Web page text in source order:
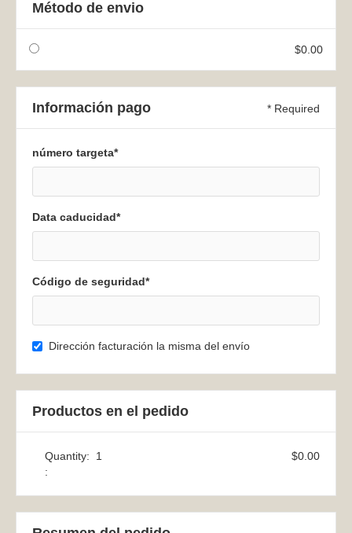
Método de envio
$0.00
Información pago * Required
número targeta*
Data caducidad*
Código de seguridad*
Dirección facturación la misma del envío
Productos en el pedido
1
:
$0.00